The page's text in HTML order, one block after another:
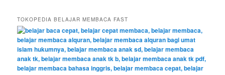
TOKOPEDIA BELAJAR MEMBACA FAST